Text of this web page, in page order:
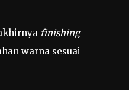
finishing
warna sesuai